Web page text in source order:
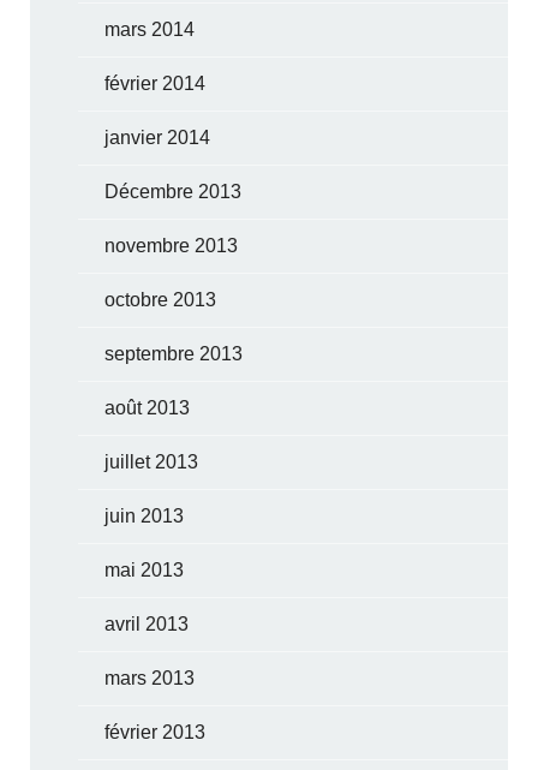
mars 2014
février 2014
janvier 2014
Décembre 2013
novembre 2013
octobre 2013
septembre 2013
août 2013
juillet 2013
juin 2013
mai 2013
avril 2013
mars 2013
février 2013